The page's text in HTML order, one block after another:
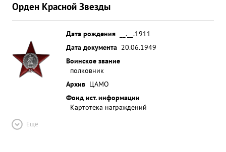
Орден Красной Звезды
Дата рождения
__.__.1911
Дата документа 20.06.1949
Воинское звание
полковник
Архив ЦАМО
Фонд ист. информации
Картотека награждений
Ещё